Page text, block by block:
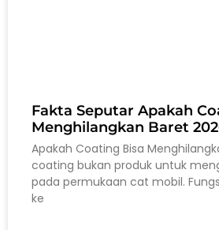
Fakta Seputar Apakah
Menghilangkan Baret
Apakah Coating Bisa
coating bukan produk untuk
pada permukaan cat mobil.
ke